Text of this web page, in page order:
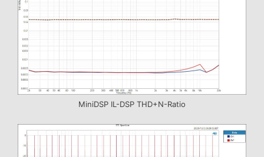
MiniDSP IL-DSP THD+N-Ratio